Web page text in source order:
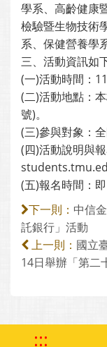
學系、高齡健康
檢驗暨生物技術
系、保健營養學
三、活動資訊如
(一)活動時間：
(二)活動地點：
號)。
(三)參與對象：
(四)活動說明與
(五)報名時間：
下一則： 中信
託銀行」活動
上一則： 國立
14日舉辦「第二
:::